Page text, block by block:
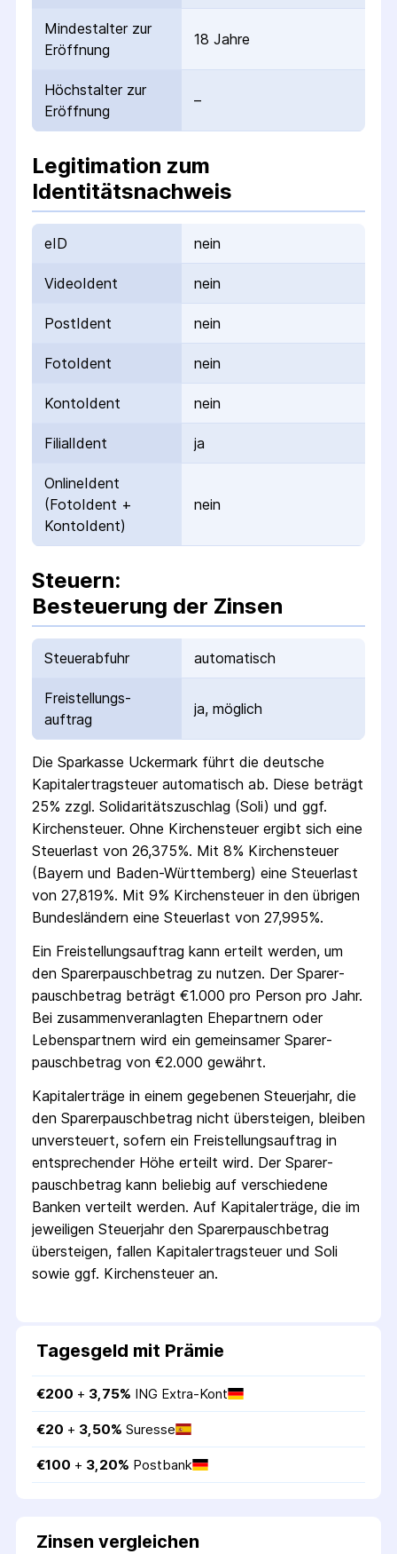
Mindestalter zur
Eröffnung
18 Jahre
Höchstalter zur
Eröffnung
–
Legitimation zum
Identitätsnachweis
eID nein
VideoIdent nein
PostIdent nein
FotoIdent nein
KontoIdent nein
FilialIdent ja
OnlineIdent
(FotoIdent +
KontoIdent)
nein
Steuern:
Besteuerung der Zinsen
Steuerabfuhr automatisch
Freistellungs­
auftrag
ja, möglich
Die Sparkasse Uckermark führt die deutsche
Kapital­ertrag­steuer automatisch ab. Diese beträgt
25% zzgl. Solidaritäts­zuschlag (Soli) und ggf.
Kirchensteuer. Ohne Kirchensteuer ergibt sich eine
Steuerlast von 26,375%. Mit 8% Kirchensteuer
(Bayern und Baden-Württemberg) eine Steuerlast
von 27,819%. Mit 9% Kirchensteuer in den übrigen
Bundesländern eine Steuerlast von 27,995%.
Ein Freistellungs­auftrag kann erteilt werden, um
den Sparer­pausch­betrag zu nutzen. Der Sparer­
pausch­betrag beträgt €1.000 pro Person pro Jahr.
Bei zusammenveranlagten Ehepartnern oder
Lebenspartnern wird ein gemeinsamer Sparer­
pausch­betrag von €2.000 gewährt.
Kapitalerträge in einem gegebenen Steuerjahr, die
den Sparer­pausch­betrag nicht übersteigen, bleiben
unversteuert, sofern ein Freistellungs­auftrag in
entsprechender Höhe erteilt wird. Der Sparer­
pausch­betrag kann beliebig auf verschiedene
Banken verteilt werden. Auf Kapitalerträge, die im
jeweiligen Steuerjahr den Sparer­pausch­betrag
übersteigen, fallen Kapital­ertrag­steuer und Soli
sowie ggf. Kirchensteuer an.
Tagesgeld mit Prämie
€200 + 3,75% ING Extra-Kont
€20 + 3,50% Suresse
€100 + 3,20% Postbank
Zinsen vergleichen